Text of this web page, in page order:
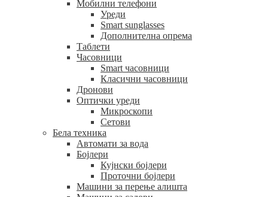
Мобилни телефони
Уреди
Smart sunglasses
Дополнителна опрема
Таблети
Часовници
Smart часовници
Класични часовници
Дронови
Оптички уреди
Микроскопи
Сетови
Бела техника
Автомати за вода
Бојлери
Кујнски бојлери
Проточни бојлери
Машини за перење алишта